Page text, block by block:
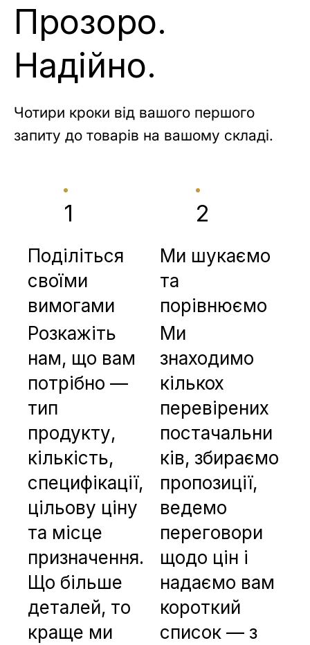
Прозоро.
Надійно.
Чотири кроки від вашого першого
запиту до товарів на вашому складі.
1
Поділіться
своїми
вимогами
Розкажіть
нам, що вам
потрібно —
тип
продукту,
кількість,
специфікації,
цільову ціну
та місце
призначення.
Що більше
деталей, то
краще ми
2
Ми шукаємо
та
порівнюємо
Ми
знаходимо
кількох
перевірених
постачальни
ків, збираємо
пропозиції,
ведемо
переговори
щодо цін і
надаємо вам
короткий
список — з